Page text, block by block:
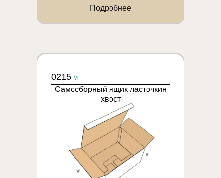
Подробнее
0215 M
Самосборный ящик ласточкин
хвост